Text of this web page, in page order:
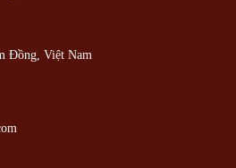
Đồng, Việt Nam